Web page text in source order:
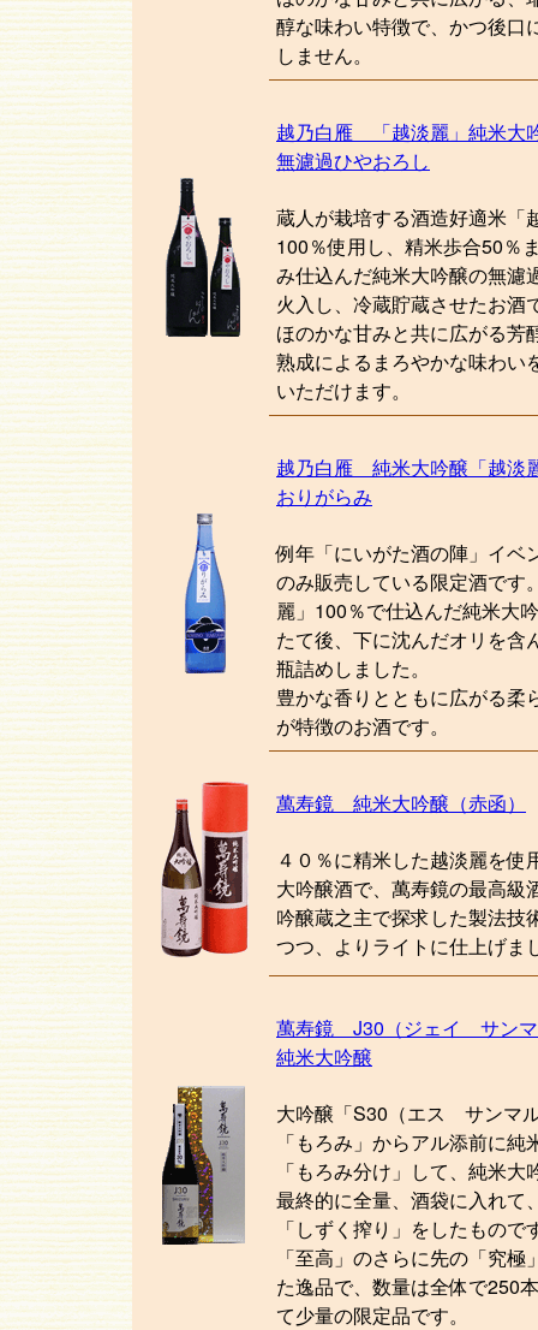
醇な味わい特徴で、かつ後口
しません。
越乃白雁 「越淡麗」純米大
無濾過ひやおろし
蔵人が栽培する酒造好適米「
100％使用し、精米歩合50％
み仕込んだ純米大吟醸の無濾
火入し、冷蔵貯蔵させたお酒
ほのかな甘みと共に広がる芳
熟成によるまろやかな味わい
いただけます。
越乃白雁 純米大吟醸「越淡
おりがらみ
例年「にいがた酒の陣」イベ
のみ販売している限定酒です
麗」100％で仕込んだ純米大
たて後、下に沈んだオリを含
瓶詰めしました。
豊かな香りとともに広がる柔
が特徴のお酒です。
萬寿鏡 純米大吟醸（赤函）
４０％に精米した越淡麗を使
大吟醸酒で、萬寿鏡の最高級
吟醸蔵之主で探求した製法技
つつ、よりライトに仕上げま
萬寿鏡 J30（ジェイ サン
純米大吟醸
大吟醸「S30（エス サンマ
「もろみ」からアル添前に純
「もろみ分け」して、純米大
最終的に全量、酒袋に入れて
「しずく搾り」をしたもので
「至高」のさらに先の「究極
た逸品で、数量は全体で250
て少量の限定品です。